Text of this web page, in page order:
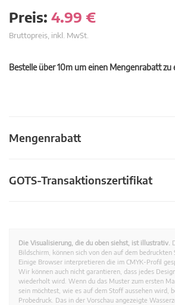
Preis: 4.99 €
Bruttopreis, inkl. MwSt.
Bestelle über 10m um einen Mengenrabatt zu
Mengenrabatt
GOTS-Transaktionszertifikat
Die Visualisierung, die du oben siehst, ist illustrativ.
Bildschirm, können sich von den auf dem bedruckten
Einige Browser interpretieren die im CMYK-Profil
Wir können auch nicht garantieren, dass jedes
wiederholt wird. Wenn du das Muster zum ersten
sein möchtest, wie es auf dem Stoff aussehen wird,
Probedruck. Das in der Vorschau angezeigte